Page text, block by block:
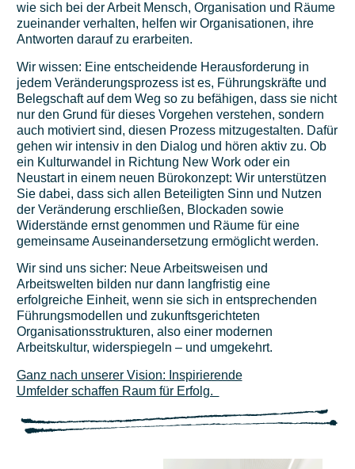
wie sich bei der Arbeit Mensch, Organisation und Räume
zueinander verhalten, helfen wir Organisationen, ihre
Antworten darauf zu erarbeiten.
Wir wissen: Eine entscheidende Herausforderung in
jedem Veränderungsprozess ist es, Führungskräfte und
Belegschaft auf dem Weg so zu befähigen, dass sie nicht
nur den Grund für dieses Vorgehen verstehen, sondern
auch motiviert sind, diesen Prozess mitzugestalten. Dafür
gehen wir intensiv in den Dialog und hören aktiv zu. Ob
ein Kulturwandel in Richtung New Work oder ein
Neustart in einem neuen Bürokonzept: Wir unterstützen
Sie dabei, dass sich allen Beteiligten Sinn und Nutzen
der Veränderung erschließen, Blockaden sowie
Widerstände ernst genommen und Räume für eine
gemeinsame Auseinandersetzung ermöglicht werden.
Wir sind uns sicher: Neue Arbeitsweisen und
Arbeitswelten bilden nur dann langfristig eine
erfolgreiche Einheit, wenn sie sich in entsprechenden
Führungsmodellen und zukunftsgerichteten
Organisationsstrukturen, also einer modernen
Arbeitskultur, widerspiegeln – und umgekehrt.
Ganz nach unserer Vision: Inspirierende
Umfelderschaffen Raum für Erfolg.